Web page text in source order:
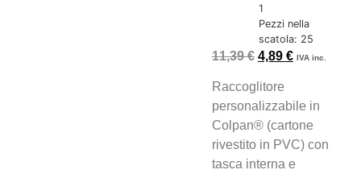
1
Pezzi nella
scatola: 25
11,39€ 4,89 € IVA inc.
Raccoglitore
personalizzabile in
Colpan® (cartone
rivestito in PVC) con
tasca interna e